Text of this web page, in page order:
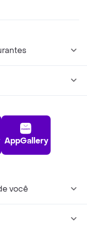
AppGallery
você